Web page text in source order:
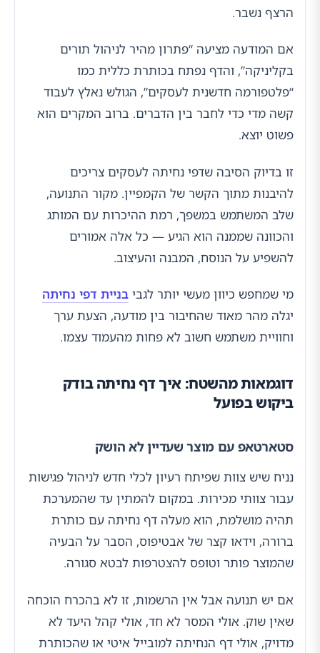
הרצף נשבר.
אם המודעה מציעה “פתרון מהיר לניהול תורים
בקליניקה”, והדף נפתח בכותרת כללית כמו
“פלטפורמה חדשנית לעסקים”, הגולש נאלץ לעבוד
קשה מדי כדי לחבר בין הדברים. ברוב המקרים הוא
פשוט יוצא.
זו בדיוק הסיבה שדפי נחיתה לעסקים צריכים
להיבנות מתוך הקשר של הקמפיין. מקור התנועה,
שלב המשתמש במשפך, רמת ההיכרות עם המותג
והכוונה שממנה הוא הגיע — כל אלה אמורים
להשפיע על הנוסח, המבנה והעיצוב.
מי שמחפש כיוון מעשי יותר לגבי בניית דפי נחיתה
יגלה מהר מאוד שהחיבור בין מודעה, הצעת ערך
וחוויית משתמש חשוב לא פחות מהעמוד עצמו.
דוגמאות מהשטח: איך דף נחיתה בודק
ביקוש בפועל
סטארטאפ עם מוצר שעדיין לא הושק
נניח שיש צוות שפיתח רעיון לכלי חדש לניהול פגישות
עבור צוותי מכירות. במקום להמתין עד שהמערכת
תהיה מושלמת, הוא מעלה דף נחיתה עם כותרת
ברורה, וידאו קצר של אבטיפוס, הסבר על הבעיה
שהמוצר פותר וטופס להצטרפות לבטא סגורה.
אם יש תנועה אבל אין הרשמות, זו לא בהכרח הוכחה
שאין שוק. אולי המסר לא חד, אולי קהל היעד לא
מדויק, אולי דף הנחיתה למובייל איטי או שהכותרת